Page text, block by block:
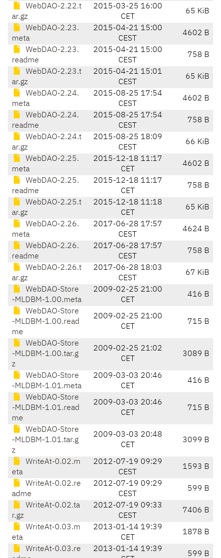
WebDAO-2.22.t
ar.gz
2015-03-25 16:00
CET
65 KiB
WebDAO-2.23.
meta
2015-04-21 15:00
CEST
4602 B
WebDAO-2.23.
readme
2015-04-21 15:00
CEST
758 B
WebDAO-2.23.t
ar.gz
2015-04-21 15:01
CEST
65 KiB
WebDAO-2.24.
meta
2015-08-25 17:54
CEST
4602 B
WebDAO-2.24.
readme
2015-08-25 17:54
CEST
758 B
WebDAO-2.24.t
ar.gz
2015-08-25 18:09
CEST
66 KiB
WebDAO-2.25.
meta
2015-12-18 11:17
CET
4602 B
WebDAO-2.25.
readme
2015-12-18 11:17
CET
758 B
WebDAO-2.25.t
ar.gz
2015-12-18 11:18
CET
65 KiB
WebDAO-2.26.
meta
2017-06-28 17:57
CEST
4624 B
WebDAO-2.26.
readme
2017-06-28 17:57
CEST
758 B
WebDAO-2.26.t
ar.gz
2017-06-28 18:03
CEST
67 KiB
WebDAO-Store
-MLDBM-1.00.meta
2009-02-25 21:00
CET
416 B
WebDAO-Store
-MLDBM-1.00.read
me
2009-02-25 21:00
CET
715 B
WebDAO-Store
-MLDBM-1.00.tar.g
z
2009-02-25 21:02
CET
3089 B
WebDAO-Store
-MLDBM-1.01.meta
2009-03-03 20:46
CET
416 B
WebDAO-Store
-MLDBM-1.01.read
me
2009-03-03 20:46
CET
715 B
WebDAO-Store
-MLDBM-1.01.tar.g
z
2009-03-03 20:48
CET
3099 B
WriteAt-0.02.m
eta
2012-07-19 09:29
CEST
1593 B
WriteAt-0.02.re
adme
2012-07-19 09:29
CEST
599 B
WriteAt-0.02.ta
r.gz
2012-07-19 09:33
CEST
7406 B
WriteAt-0.03.m
eta
2013-01-14 19:39
CET
1878 B
WriteAt-0.03.re
2013-01-14 19:39
599 B